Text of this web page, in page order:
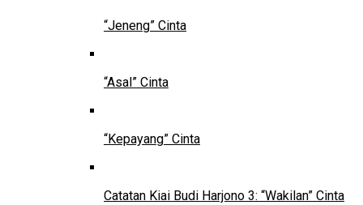
“Jeneng” Cinta
“Asal” Cinta
“Kepayang” Cinta
Catatan Kiai Budi Harjono 3: “Wakilan” Cinta